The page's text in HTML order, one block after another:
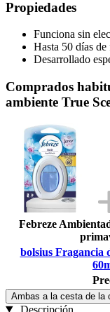
Propiedades
Funciona sin
Hasta 50 días de
Desarrollado
Comprados
ambiente True
Febreze
bolsius Fragancia
Ambas a la cesta de la
Descripción